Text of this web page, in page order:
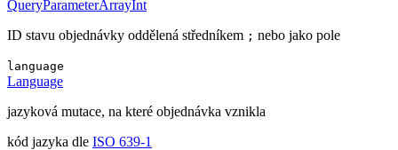
QueryParameterArrayInt
ID stavu objednávky oddělená středníkem ; nebo jako pole
language
Language
jazyková mutace, na které objednávka vznikla
kód jazyka dle ISO 639-1